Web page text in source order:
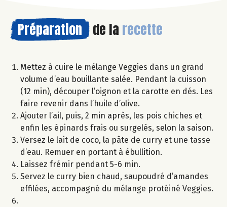
Préparation de la recette
Mettez à cuire le mélange Veggies dans un grand
volume d’eau bouillante salée. Pendant la cuisson
(12 min), découper l’oignon et la carotte en dés. Les
faire revenir dans l’huile d’olive.
Ajouter l’ail, puis, 2 min après, les pois chiches et
enfin les épinards frais ou surgelés, selon la saison.
Versez le lait de coco, la pâte de curry et une tasse
d’eau. Remuer en portant à ébullition.
Laissez frémir pendant 5-6 min.
Servez le curry bien chaud, saupoudré d’amandes
effilées, accompagné du mélange protéiné Veggies.